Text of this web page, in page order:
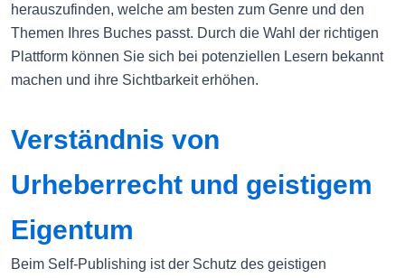
herauszufinden, welche am besten zum Genre und den
Themen Ihres Buches passt. Durch die Wahl der richtigen
Plattform können Sie sich bei potenziellen Lesern bekannt
machen und ihre Sichtbarkeit erhöhen.
Verständnis von
Urheberrecht und geistigem
Eigentum
Beim Self-Publishing ist der Schutz des geistigen